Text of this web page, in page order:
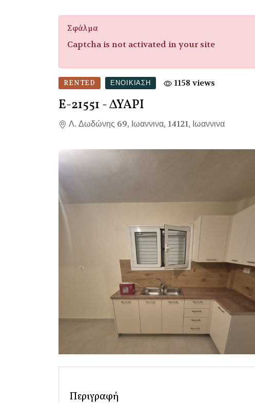
Σφάλμα
Captcha is not activated in your site
RENTED ΕΝΟΙΚΊΑΣΗ 1158 views
Ε-21551 - ΔΥΑΡΙ
Λ. Δωδώνης 69, Ιωαννινα, 14121, Ιωαννινα
Περιγραφή